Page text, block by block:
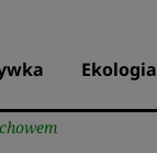
Ekologia